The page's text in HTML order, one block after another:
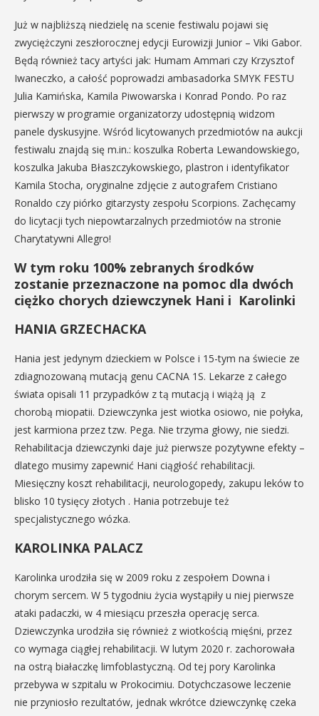
Już w najbliższą niedzielę na scenie festiwalu pojawi się
zwyciężczyni zeszłorocznej edycji Eurowizji Junior – Viki Gabor.
Będą również tacy artyści jak: Humam Ammari czy Krzysztof
Iwaneczko, a całość poprowadzi ambasadorka SMYK FESTU
Julia Kamińska, Kamila Piwowarska i Konrad Pondo. Po raz
pierwszy w programie organizatorzy udostępnią widzom
panele dyskusyjne. Wśród licytowanych przedmiotów na aukcji
festiwalu znajdą się m.in.: koszulka Roberta Lewandowskiego,
koszulka Jakuba Błaszczykowskiego, plastron i identyfikator
Kamila Stocha, oryginalne zdjęcie z autografem Cristiano
Ronaldo czy piórko gitarzysty zespołu Scorpions. Zachęcamy
do licytacji tych niepowtarzalnych przedmiotów na stronie
Charytatywni Allegro!
W tym roku 100% zebranych środków
zostanie przeznaczone na pomoc dla dwóch
ciężko chorych dziewczynek Hani i Karolinki
HANIA GRZECHACKA
Hania jest jedynym dzieckiem w Polsce i 15-tym na świecie ze
zdiagnozowaną mutacją genu CACNA 1S. Lekarze z całego
świata opisali 11 przypadków z tą mutacją i wiążą ją z
chorobą miopatii. Dziewczynka jest wiotka osiowo, nie połyka,
jest karmiona przez tzw. Pega. Nie trzyma głowy, nie siedzi.
Rehabilitacja dziewczynki daje już pierwsze pozytywne efekty –
dlatego musimy zapewnić Hani ciągłość rehabilitacji.
Miesięczny koszt rehabilitacji, neurologopedy, zakupu leków to
blisko 10 tysięcy złotych . Hania potrzebuje też
specjalistycznego wózka.
KAROLINKA PALACZ
Karolinka urodziła się w 2009 roku z zespołem Downa i
chorym sercem. W 5 tygodniu życia wystąpiły u niej pierwsze
ataki padaczki, w 4 miesiącu przeszła operację serca.
Dziewczynka urodziła się również z wiotkością mięśni, przez
co wymaga ciągłej rehabilitacji. W lutym 2020 r. zachorowała
na ostrą białaczkę limfoblastyczną. Od tej pory Karolinka
przebywa w szpitalu w Prokocimiu. Dotychczasowe leczenie
nie przyniosło rezultatów, jednak wkrótce dziewczynkę czeka